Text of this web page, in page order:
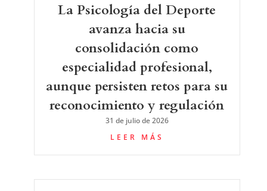
La Psicología del Deporte
avanza hacia su
consolidación como
especialidad profesional,
aunque persisten retos para su
reconocimiento y regulación
31 de julio de 2026
LEER MÁS